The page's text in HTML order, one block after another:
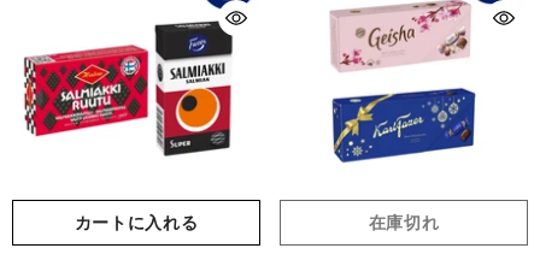
カートに入れる 在庫切れ